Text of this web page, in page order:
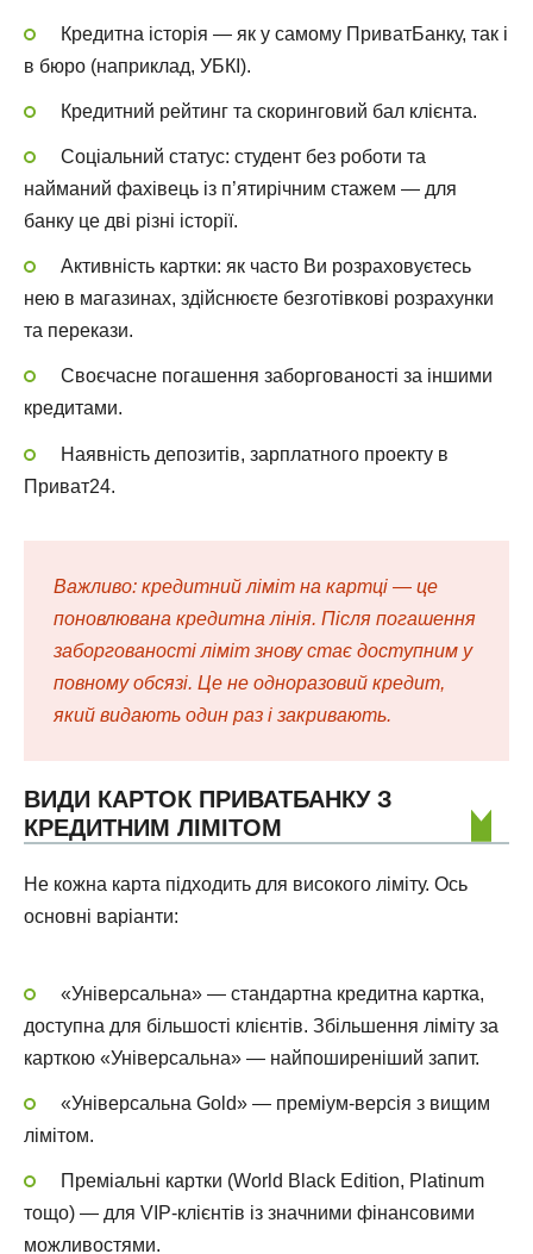
Кредитна історія — як у самому ПриватБанку, так і
в бюро (наприклад, УБКІ).
Кредитний рейтинг та скоринговий бал клієнта.
Соціальний статус: студент без роботи та
найманий фахівець із п’ятирічним стажем — для
банку це дві різні історії.
Активність картки: як часто Ви розраховуєтесь
нею в магазинах, здійснюєте безготівкові розрахунки
та перекази.
Своєчасне погашення заборгованості за іншими
кредитами.
Наявність депозитів, зарплатного проекту в
Приват24.
Важливо: кредитний ліміт на картці — це
поновлювана кредитна лінія. Після погашення
заборгованості ліміт знову стає доступним у
повному обсязі. Це не одноразовий кредит,
який видають один раз і закривають.
ВИДИ КАРТОК ПРИВАТБАНКУ З
КРЕДИТНИМ ЛІМІТОМ
Не кожна карта підходить для високого ліміту. Ось
основні варіанти:
«Універсальна» — стандартна кредитна картка,
доступна для більшості клієнтів. Збільшення ліміту за
карткою «Універсальна» — найпоширеніший запит.
«Універсальна Gold» — преміум-версія з вищим
лімітом.
Преміальні картки (World Black Edition, Platinum
тощо) — для VIP-клієнтів із значними фінансовими
можливостями.